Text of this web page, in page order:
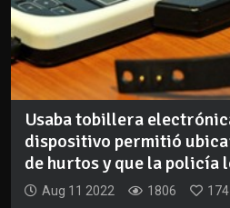
Usaba tobillera
dispositivo permitió
de hurtos y que la policía
Aug 11 2022 1806
174